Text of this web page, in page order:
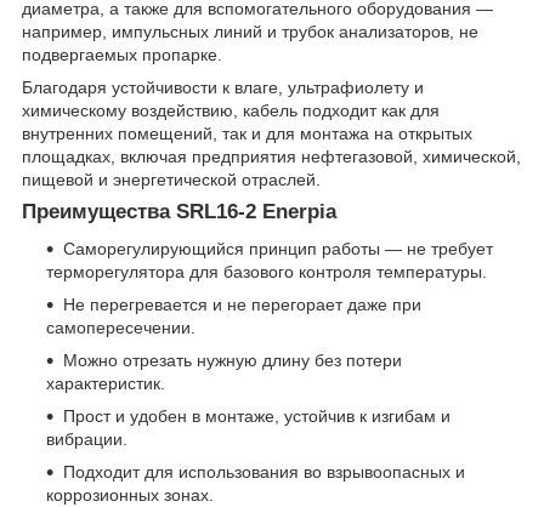
диаметра, а также для вспомогательного оборудования —
например, импульсных линий и трубок анализаторов, не
подвергаемых пропарке.
Благодаря устойчивости к влаге, ультрафиолету и
химическому воздействию, кабель подходит как для
внутренних помещений, так и для монтажа на открытых
площадках, включая предприятия нефтегазовой, химической,
пищевой и энергетической отраслей.
Преимущества SRL16-2 Enerpia
Саморегулирующийся принцип работы — не требует
терморегулятора для базового контроля температуры.
Не перегревается и не перегорает даже при
самопересечении.
Можно отрезать нужную длину без потери
характеристик.
Прост и удобен в монтаже, устойчив к изгибам и
вибрации.
Подходит для использования во взрывоопасных и
коррозионных зонах.